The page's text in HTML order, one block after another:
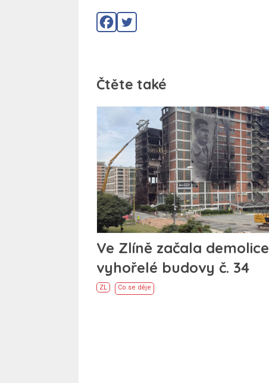
Čtěte také
Ve Zlíně začala demolice
vyhořelé budovy č. 34
ZL Co se děje